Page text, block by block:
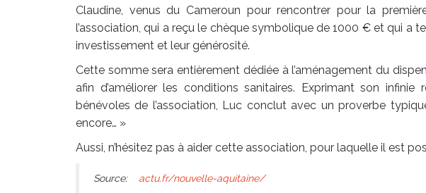
Claudine, venus du Cameroun pour rencontrer pour la
l’association, qui a reçu le chèque symbolique de 1000 € et qui a
investissement et leur générosité.
Cette somme sera entièrement dédiée à l’aménagement du
afin d’améliorer les conditions sanitaires. Exprimant son
bénévoles de l’association, Luc conclut avec un proverbe
encore… »
Aussi, n’hésitez pas à aider cette association, pour laquelle il est
Source: actu.fr/nouvelle-aquitaine/